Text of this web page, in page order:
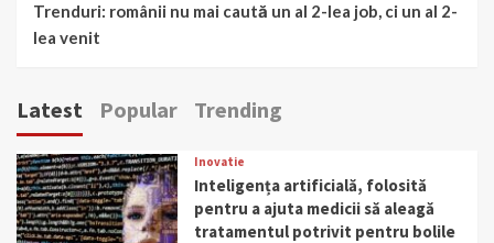
Trenduri: românii nu mai caută un al 2-lea job, ci un al 2-
lea venit
Latest Popular Trending
Inovatie
Inteligența artificială, folosită
pentru a ajuta medicii să aleagă
tratamentul potrivit pentru bolile